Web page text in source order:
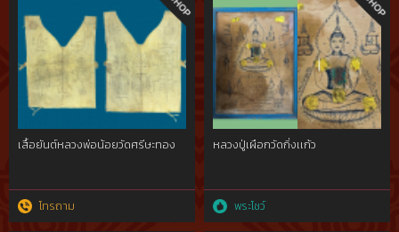
เสื้อยันต์หลวงพ่อน้อยวัดศรีษะทอง
โทรถาม
หลวงปู่เผือกวัดกิ่งเเก้ว
พระโชว์